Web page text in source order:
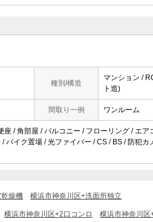
種別/構造
マンション /
ト造)
間取り一例 ワンルーム
/ 角部屋 / バルコニー / フローリング / エア
イク置場 / 光ファイバー / CS / BS / 防犯カ
燥機 横浜市神奈川区+洗面所独立
横浜市神奈川区+2口コンロ 横浜市神奈川区